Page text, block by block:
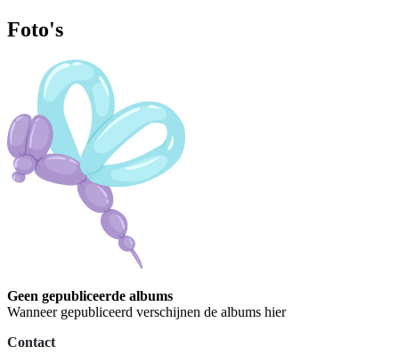
Foto's
Geen gepubliceerde albums
Wanneer gepubliceerd verschijnen de albums hier
Contact